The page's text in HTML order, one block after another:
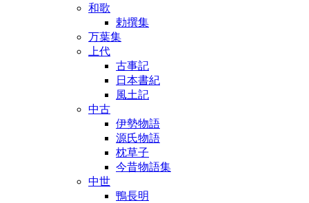
和歌
勅撰集
万葉集
上代
古事記
日本書紀
風土記
中古
伊勢物語
源氏物語
枕草子
今昔物語集
中世
鴨長明